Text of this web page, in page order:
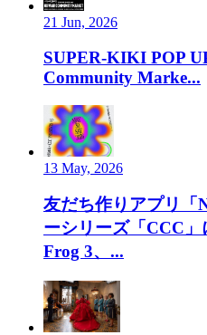
21 Jun, 2026
SUPER-KIKI POP
Community Marke...
13 May, 2026
友だち作りアプリ「
ーシリーズ「CCC」
Frog 3、...